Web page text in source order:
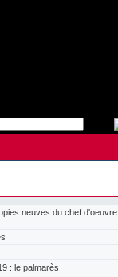
neuves du chef d'oeuvre
: le palmarès